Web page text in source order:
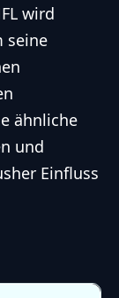
wird
seine
ähnliche
und
Einfluss